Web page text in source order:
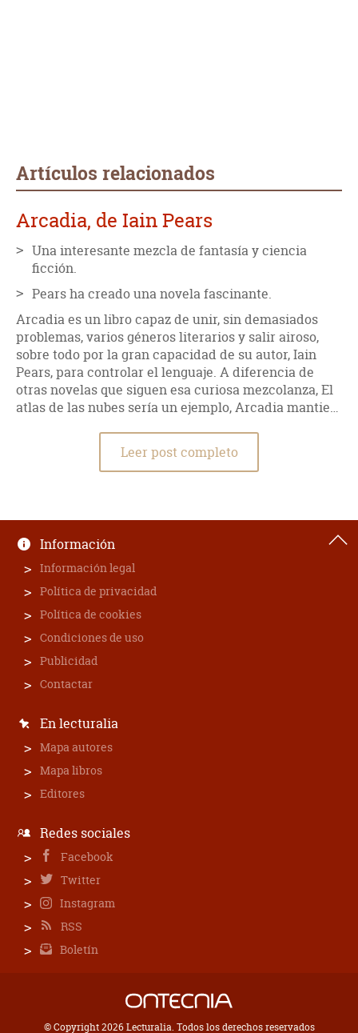
Artículos relacionados
Arcadia, de Iain Pears
Una interesante mezcla de fantasía y ciencia
ficción.
Pears ha creado una novela fascinante.
Arcadia es un libro capaz de unir, sin demasiados
problemas, varios géneros literarios y salir airoso,
sobre todo por la gran capacidad de su autor, Iain
Pears, para controlar el lenguaje. A diferencia de
otras novelas que siguen esa curiosa mezcolanza, El
atlas de las nubes sería un ejemplo, Arcadia mantie…
Leer post completo
Información
Información legal
Política de privacidad
Política de cookies
Condiciones de uso
Publicidad
Contactar
En lecturalia
Mapa autores
Mapa libros
Editores
Redes sociales
Facebook
Twitter
Instagram
RSS
Boletín
© Copyright 2026 Lecturalia. Todos los derechos reservados